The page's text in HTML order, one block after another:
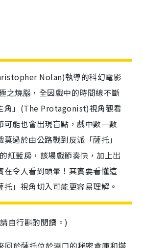
Nolan)執導的科幻電影
之燒腦，全因戲中的時間線不斷
角」(The Protagonist)視角觀看
可能也會出現盲點，戲中數一數
過於由公路戰到反派「薩托」
紅藍房，該場戲節奏快，加上出
在令人看到頭暈！其實要看懂這
」視角切入可能更容易理解。
自行斟酌閱讀。)
回於薩托位於港口的秘密倉庫和塔